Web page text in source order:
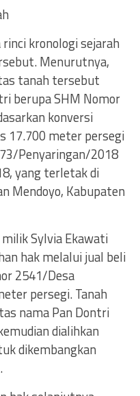
kronologi sejarah
Menurutnya,
tanah tersebut
berupa SHM Nomor
konversi
17.700 meter persegi
Penyaringan/2018
yang terletak di
Mendoyo, Kabupaten
Sylvia Ekawati
hak melalui jual beli
2541/Desa
persegi. Tanah
nama Pan Dontri
dialihkan
dikembangkan